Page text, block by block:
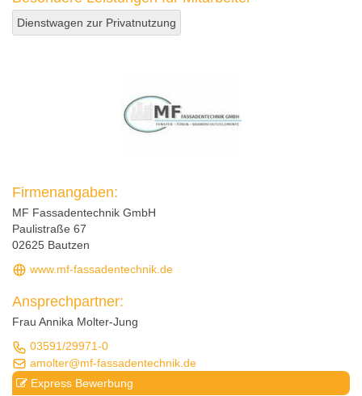
Dienstwagen zur Privatnutzung
Firmenangaben:
MF Fassadentechnik GmbH
Paulistraße 67
02625 Bautzen
www.mf-fassadentechnik.de
Ansprechpartner:
Frau Annika Molter-Jung
03591/29971-0
amolter@mf-fassadentechnik.de
Express Bewerbung